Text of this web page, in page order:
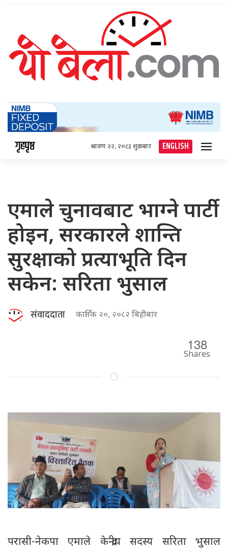
गृहपृष्ठ श्रावण २२, २०८३ शुक्रबार ENGLISH
एमाले चुनावबाट भाग्ने पार्टी
होइन, सरकारले शान्ति
सुरक्षाको प्रत्याभूति दिन
सकेन: सरिता भुसाल
संवाददाता कार्तिक २०, २०८२ बिहीबार
138
Shares
परासी-नेकपा एमाले केन्द्रीय सदस्य सरिता भुसाल